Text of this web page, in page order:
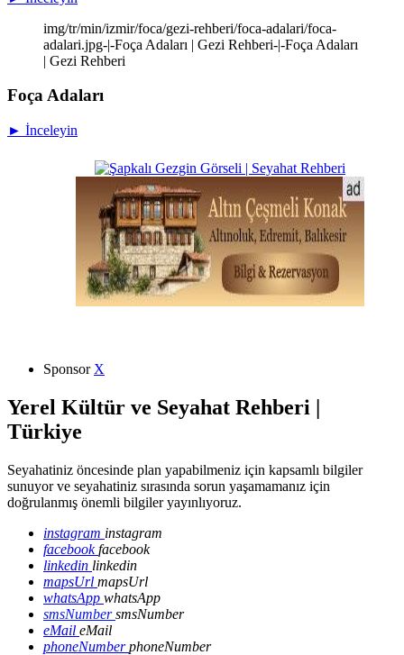
img/tr/min/izmir/foca/gezi-rehberi/foca-adalari/foca-
adalari.jpg-|-Foça Adaları | Gezi Rehberi-|-Foça Adaları
| Gezi Rehberi
Foça Adaları
► İnceleyin
Sponsor X
Yerel Kültür ve Seyahat Rehberi |
Türkiye
Seyahatiniz öncesinde plan yapabilmeniz için kapsamlı bilgiler
sunuyor ve seyahatiniz sırasında sorun yaşamamanız için
doğrulanmış önemli bilgiler yayınlıyoruz.
instagram instagram
facebookfacebook
linkedin linkedin
mapsUrl mapsUrl
whatsApp whatsApp
smsNumbersmsNumber
eMail eMail
phoneNumberphoneNumber